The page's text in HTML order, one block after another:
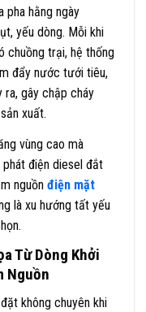
pha hằng ngày
yếu dòng. Mỗi khi
chuồng trại, hệ thống
đẩy nước tưới tiêu,
gây chập cháy
xuất.
vùng cao mà
phát điện diesel đắt
nguồn điện mặt
là xu hướng tất yếu
Từ Dòng Khởi
Nguồn
không chuyên khi